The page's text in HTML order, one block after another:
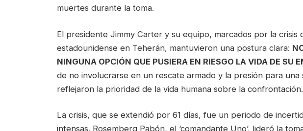
muertes durante la toma.
El presidente Jimmy Carter y su equipo, marcados por la crisis
estadounidense en Teherán, mantuvieron una postura clara:
NINGUNA OPCIÓN QUE PUSIERA EN RIESGO LA VIDA DE SU
de no involucrarse en un rescate armado y la presión para una
reflejaron la prioridad de la vida humana sobre la confrontación.
La crisis, que se extendió por 61 días, fue un periodo de
intensas. Rosemberg Pabón, el ‘comandante Uno’, lideró la